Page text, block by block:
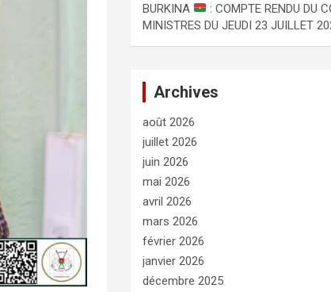
BURKINA
: COMPTE RENDU DU
MINISTRES DU JEUDI 23 JUILLET
Archives
août 2026
juillet 2026
juin 2026
mai 2026
avril 2026
mars 2026
février 2026
janvier 2026
décembre 2025